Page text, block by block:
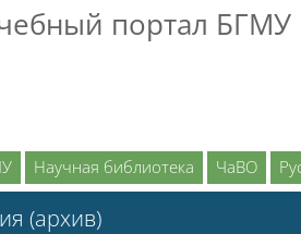
портал БГМУ
Научная библиотека ЧаВО
(архив)